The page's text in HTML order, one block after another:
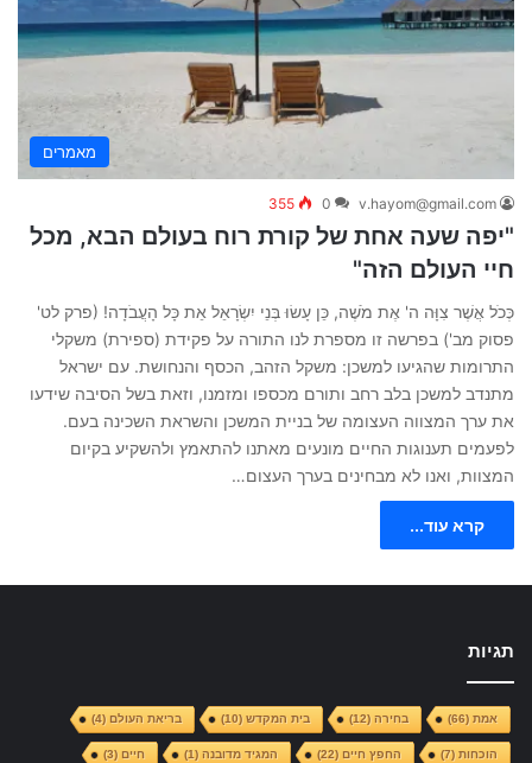
מאמרים
v.hayom@gmail.com
0
355
"יפה שעה אחת של קורת רוח בעולם הבא, מכל
חיי העולם הזה"
כְּכֹל אֲשֶׁר צִוָּה ה' אֶת מֹשֶׁה, כֵּן עָשׂוּ בְּנֵי יִשְׂרָאֵל אֵת כָּל הָעֲבֹדָה! (פרק לט'
פסוק מב') בפרשה זו מספרת לנו התורה על פקידת (ספירת) משקלי
התרומות שהגיעו למשכן: משקל הזהב, הכסף והנחושת. עם ישראל
מתנדב למשכן בלב רחב ותורם מכספו ומזמנו, וזאת בשל הסיבה שידעו
את ערך המצווה העצומה של בניית המשכן והשראת השכינה בעם.
לפעמים תענוגות החיים מונעים מאתנו להתאמץ ולהשקיע בקיום
המצוות, ואנו לא מבחינים בערך העצום…
קרא עוד...
תגיות
אמת(66) בחירה(12) בית המקדש(10) בריאת העולם(4)
הוכחות(7) החפץ חיים(22) המגיד מדובנה(1) חיים(3)